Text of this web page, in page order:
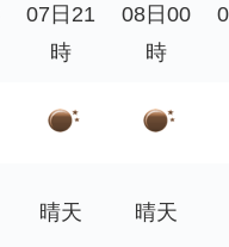
07日21
時
08日00
時
晴天 晴天